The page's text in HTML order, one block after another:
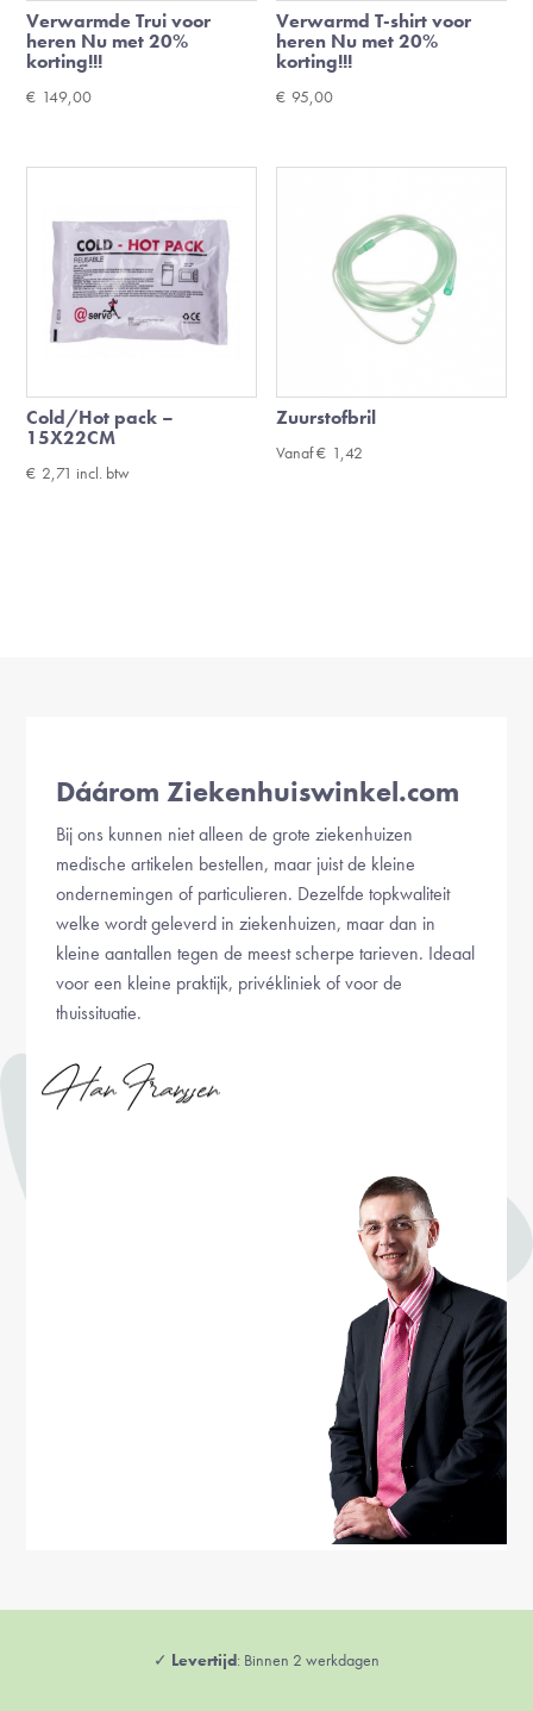
Verwarmde Trui voor
heren Nu met 20%
korting!!!
€ 149,00
Verwarmd T-shirt voor
heren Nu met 20%
korting!!!
€ 95,00
Cold/Hot pack –
15X22CM
€ 2,71 incl. btw
Zuurstofbril
Vanaf€ 1,42
Dáárom Ziekenhuiswinkel.com
Bij ons kunnen niet alleen de grote ziekenhuizen
medische artikelen bestellen, maar juist de kleine
ondernemingen of particulieren. Dezelfde topkwaliteit
welke wordt geleverd in ziekenhuizen, maar dan in
kleine aantallen tegen de meest scherpe tarieven. Ideaal
voor een kleine praktijk, privékliniek of voor de
thuissituatie.
✓ Levertijd: Binnen 2 werkdagen